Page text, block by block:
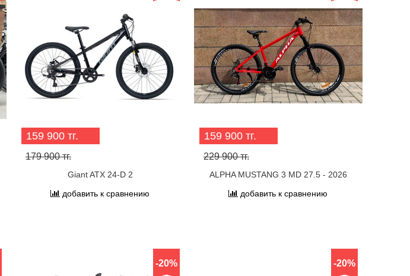
159 900 тг.
179 900 тг.
Giant ATX 24-D 2
добавить к сравнению
159 900 тг.
229 900 тг.
ALPHA MUSTANG 3 MD 27.5 - 2026
добавить к сравнению
-20% -20%